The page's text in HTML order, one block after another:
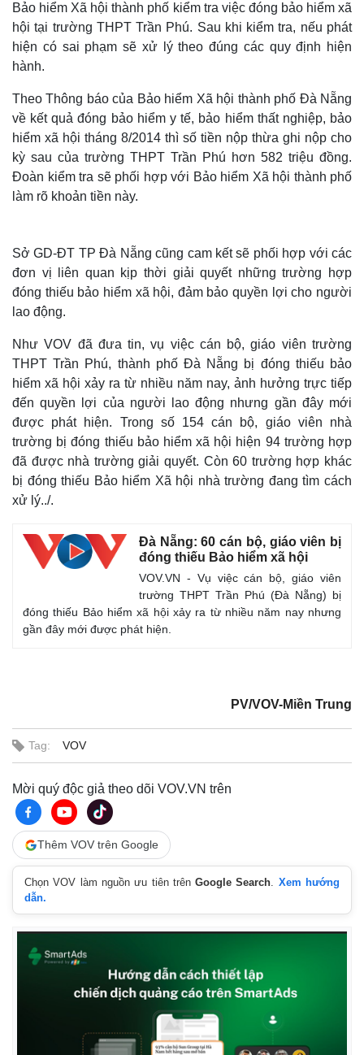
Thế giới
Quan sát
Cuộc sống đó đây
Hồ sơ
Multimedia
Video
Ảnh
E-Magazine
Infographic
Bảo hiểm Xã hội thành phố kiểm tra việc đóng bảo hiểm xã
hội tại trường THPT Trần Phú. Sau khi kiểm tra, nếu phát
hiện có sai phạm sẽ xử lý theo đúng các quy định hiện
hành.
Theo Thông báo của Bảo hiểm Xã hội thành phố Đà Nẵng
về kết quả đóng bảo hiểm y tế, bảo hiểm thất nghiệp, bảo
hiểm xã hội tháng 8/2014 thì số tiền nộp thừa ghi nộp cho
kỳ sau của trường THPT Trần Phú hơn 582 triệu đồng.
Đoàn kiểm tra sẽ phối hợp với Bảo hiểm Xã hội thành phố
làm rõ khoản tiền này.
Sở GD-ĐT TP Đà Nẵng cũng cam kết sẽ phối hợp với các
đơn vị liên quan kịp thời giải quyết những trường hợp
đóng thiếu bảo hiểm xã hội, đảm bảo quyền lợi cho người
lao động.
Như VOV đã đưa tin, vụ việc cán bộ, giáo viên trường
THPT Trần Phú, thành phố Đà Nẵng bị đóng thiếu bảo
hiểm xã hội xảy ra từ nhiều năm nay, ảnh hưởng trực tiếp
đến quyền lợi của người lao động nhưng gần đây mới
được phát hiện. Trong số 154 cán bộ, giáo viên nhà
trường bị đóng thiếu bảo hiểm xã hội hiện 94 trường hợp
đã được nhà trường giải quyết. Còn 60 trường hợp khác
bị đóng thiếu Bảo hiểm Xã hội nhà trường đang tìm cách
xử lý../.
Đà Nẵng: 60 cán bộ, giáo viên bị
đóng thiếu Bảo hiểm xã hội
VOV.VN - Vụ việc cán bộ, giáo viên
trường THPT Trần Phú (Đà Nẵng) bị
đóng thiếu Bảo hiểm xã hội xảy ra từ nhiều năm nay nhưng
gần đây mới được phát hiện.
PV/VOV-Miền Trung
Tag: VOV
Mời quý độc giả theo dõi VOV.VN trên
Thêm VOV trên Google
Chọn VOV làm nguồn ưu tiên trênGoogle Search. Xem hướng
dẫn.